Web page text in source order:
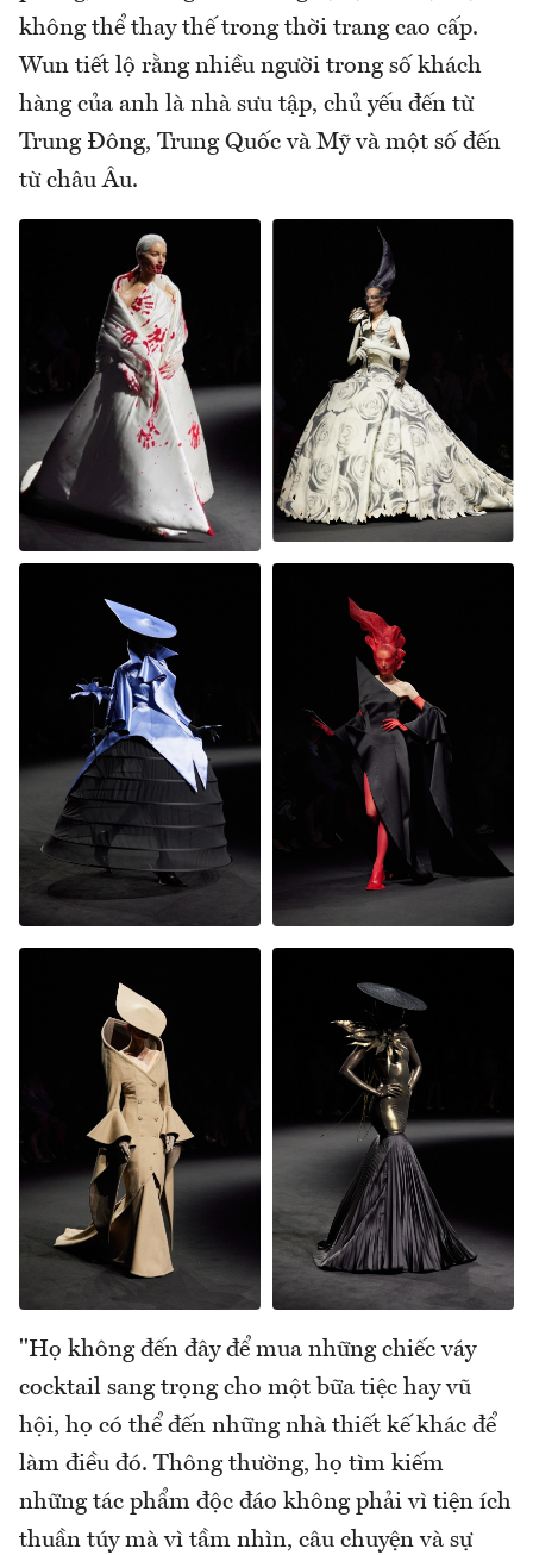
không thể thay thế trong thời trang cao cấp.
Wun tiết lộ rằng nhiều người trong số khách
hàng của anh là nhà sưu tập, chủ yếu đến từ
Trung Đông, Trung Quốc và Mỹ và một số đến
từ châu Âu.
"Họ không đến đây để mua những chiếc váy
cocktail sang trọng cho một bữa tiệc hay vũ
hội, họ có thể đến những nhà thiết kế khác để
làm điều đó. Thông thường, họ tìm kiếm
những tác phẩm độc đáo không phải vì tiện ích
thuần túy mà vì tầm nhìn, câu chuyện và sự